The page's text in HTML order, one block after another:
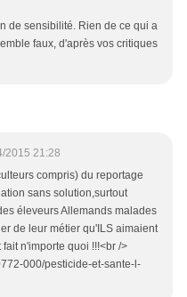
de sensibilité. Rien de ce qui a
faux, d'après vos critiques
2015 21:28
compris) du reportage
sans solution,surtout
éleveurs Allemands malades
de leur métier qu'ILS aimaient
n'importe quoi !!!<br />
000/pesticide-et-sante-l-